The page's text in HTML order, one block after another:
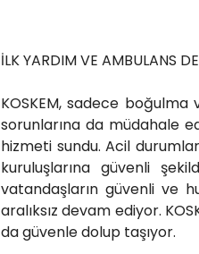
İLK YARDIM VE AMBULANS
KOSKEM, sadece
sorunlarına da müdahale
hizmeti sundu. Acil
kuruluşlarına güvenli
vatandaşların güvenli ve
aralıksız devam ediyor.
da güvenle dolup taşıyor.